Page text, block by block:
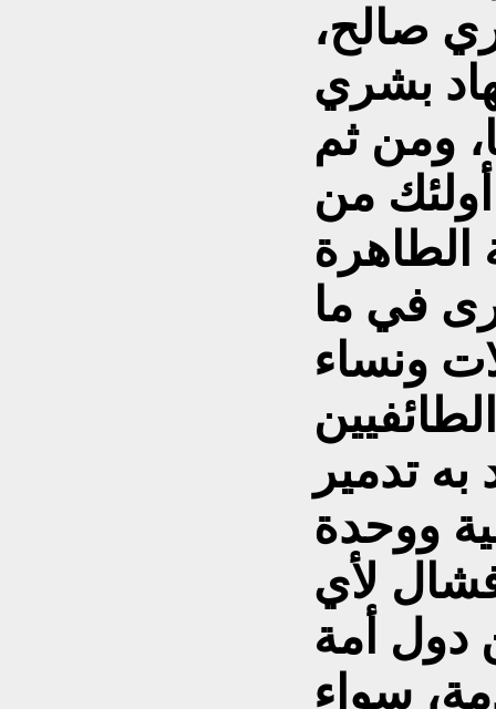
صالح،
بشري
ومن ثم
من
الطاهرة
في ما
ونساء
تدمير
ووحدة
لأي
دول أمة
سواء